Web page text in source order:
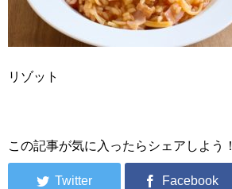
リゾット
この記事が気に入ったらシェアしよう！